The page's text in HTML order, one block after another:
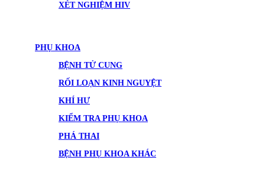
XÉT NGHIỆM HIV
PHỤ KHOA
BỆNH TỬ CUNG
RỐI LOẠN KINH NGUYỆT
KHÍ HƯ
KIỂM TRA PHỤ KHOA
PHÁ THAI
BỆNH PHỤ KHOA KHÁC